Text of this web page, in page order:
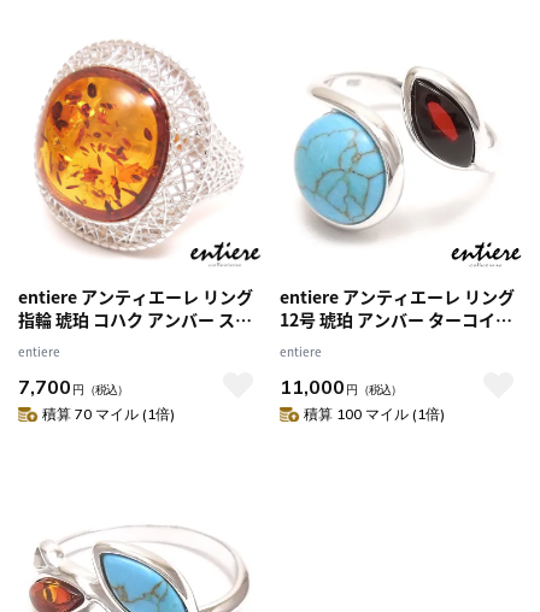
entiere アンティエーレ リング
指輪 琥珀 コハク アンバー スク
エア レディース 12号 シルバー
entiere
7,700 円 （税込）
積算 70 マイル (1倍)
entiere アンティエーレ リング
12号 琥珀 アンバー ターコイズ
シルバー925 ロジウムメッキ レ
entiere
11,000 円 （税込）
積算 100 マイル (1倍)